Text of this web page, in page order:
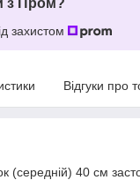
захистом
Відгуки про
(середній) 40 см